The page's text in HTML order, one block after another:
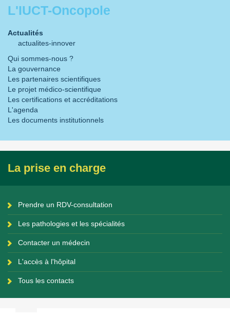
L'IUCT-Oncopole
Actualités
actualites-innover
Qui sommes-nous ?
La gouvernance
Les partenaires scientifiques
Le projet médico-scientifique
Les certifications et accréditations
L'agenda
Les documents institutionnels
La prise en charge
Prendre un RDV-consultation
Les pathologies et les spécialités
Contacter un médecin
L'accès à l'hôpital
Tous les contacts